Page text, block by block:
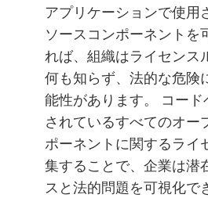
アプリケーションで使用
ソースコンポーネントを
れば、組織はライセンス
何も知らず、法的な危険
能性があります。 コー
されているすべてのオー
ポーネントに関するライ
集することで、企業は潜
スと法的問題を可視化で